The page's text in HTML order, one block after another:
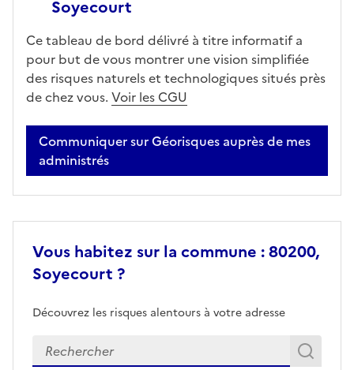
Soyecourt
Ce tableau de bord délivré à titre informatif a
pour but de vous montrer une vision simplifiée
des risques naturels et technologiques situés près
de chez vous. Voir les CGU
Communiquer sur Géorisques auprès de mes
administrés
Vous habitez sur la commune : 80200,
Soyecourt ?
Découvrez les risques alentours à votre adresse
Veuillez renseigner votre adresse exacte